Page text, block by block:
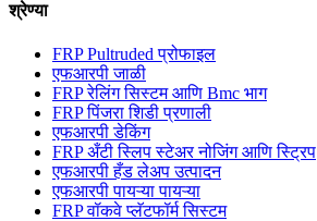
श्रेण्या
FRP Pultruded प्रोफाइल
एफआरपी जाळी
FRP रेलिंग सिस्टम आणि Bmc भाग
FRP पिंजरा शिडी प्रणाली
एफआरपी डेकिंग
FRP अँटी स्लिप स्टेअर नोजिंग आणि स्ट्रिप
एफआरपी हँड लेअप उत्पादन
एफआरपी पायऱ्या पायऱ्या
FRP वॉकवे प्लॅटफॉर्म सिस्टम